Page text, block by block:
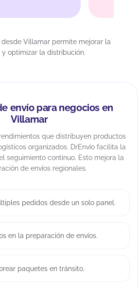
desde Villamar permite mejorar la
y optimizar la distribución.
envío para negocios en
Villamar
que distribuyen productos
organizados. DrEnvío facilita la
seguimiento continuo. Esto mejora la
de envíos regionales.
pedidos desde un solo panel.
en la preparación de envíos.
paquetes en tránsito.